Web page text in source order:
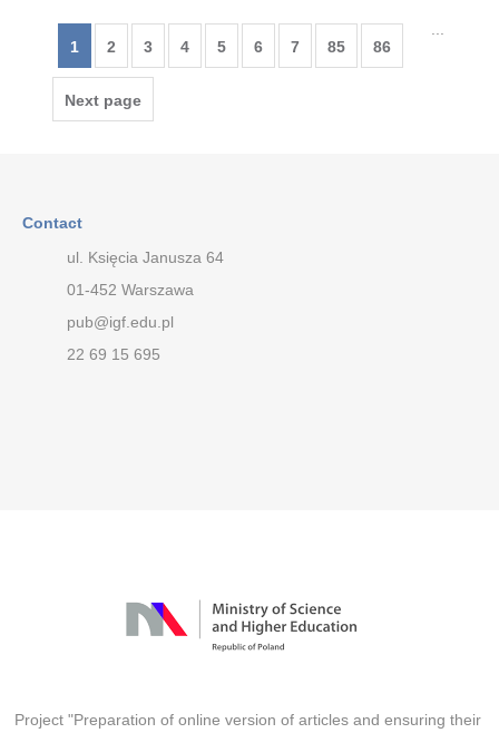
1 2 3 4 5 6 7
85
86
Next page
Contact
ul. Księcia Janusza 64
01-452 Warszawa
pub@igf.edu.pl
22 69 15 695
Project "Preparation of online version of articles and ensuring their